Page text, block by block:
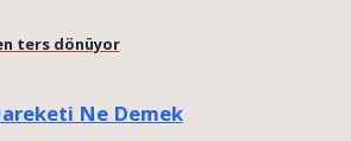
ters dönüyor
Ne Demek